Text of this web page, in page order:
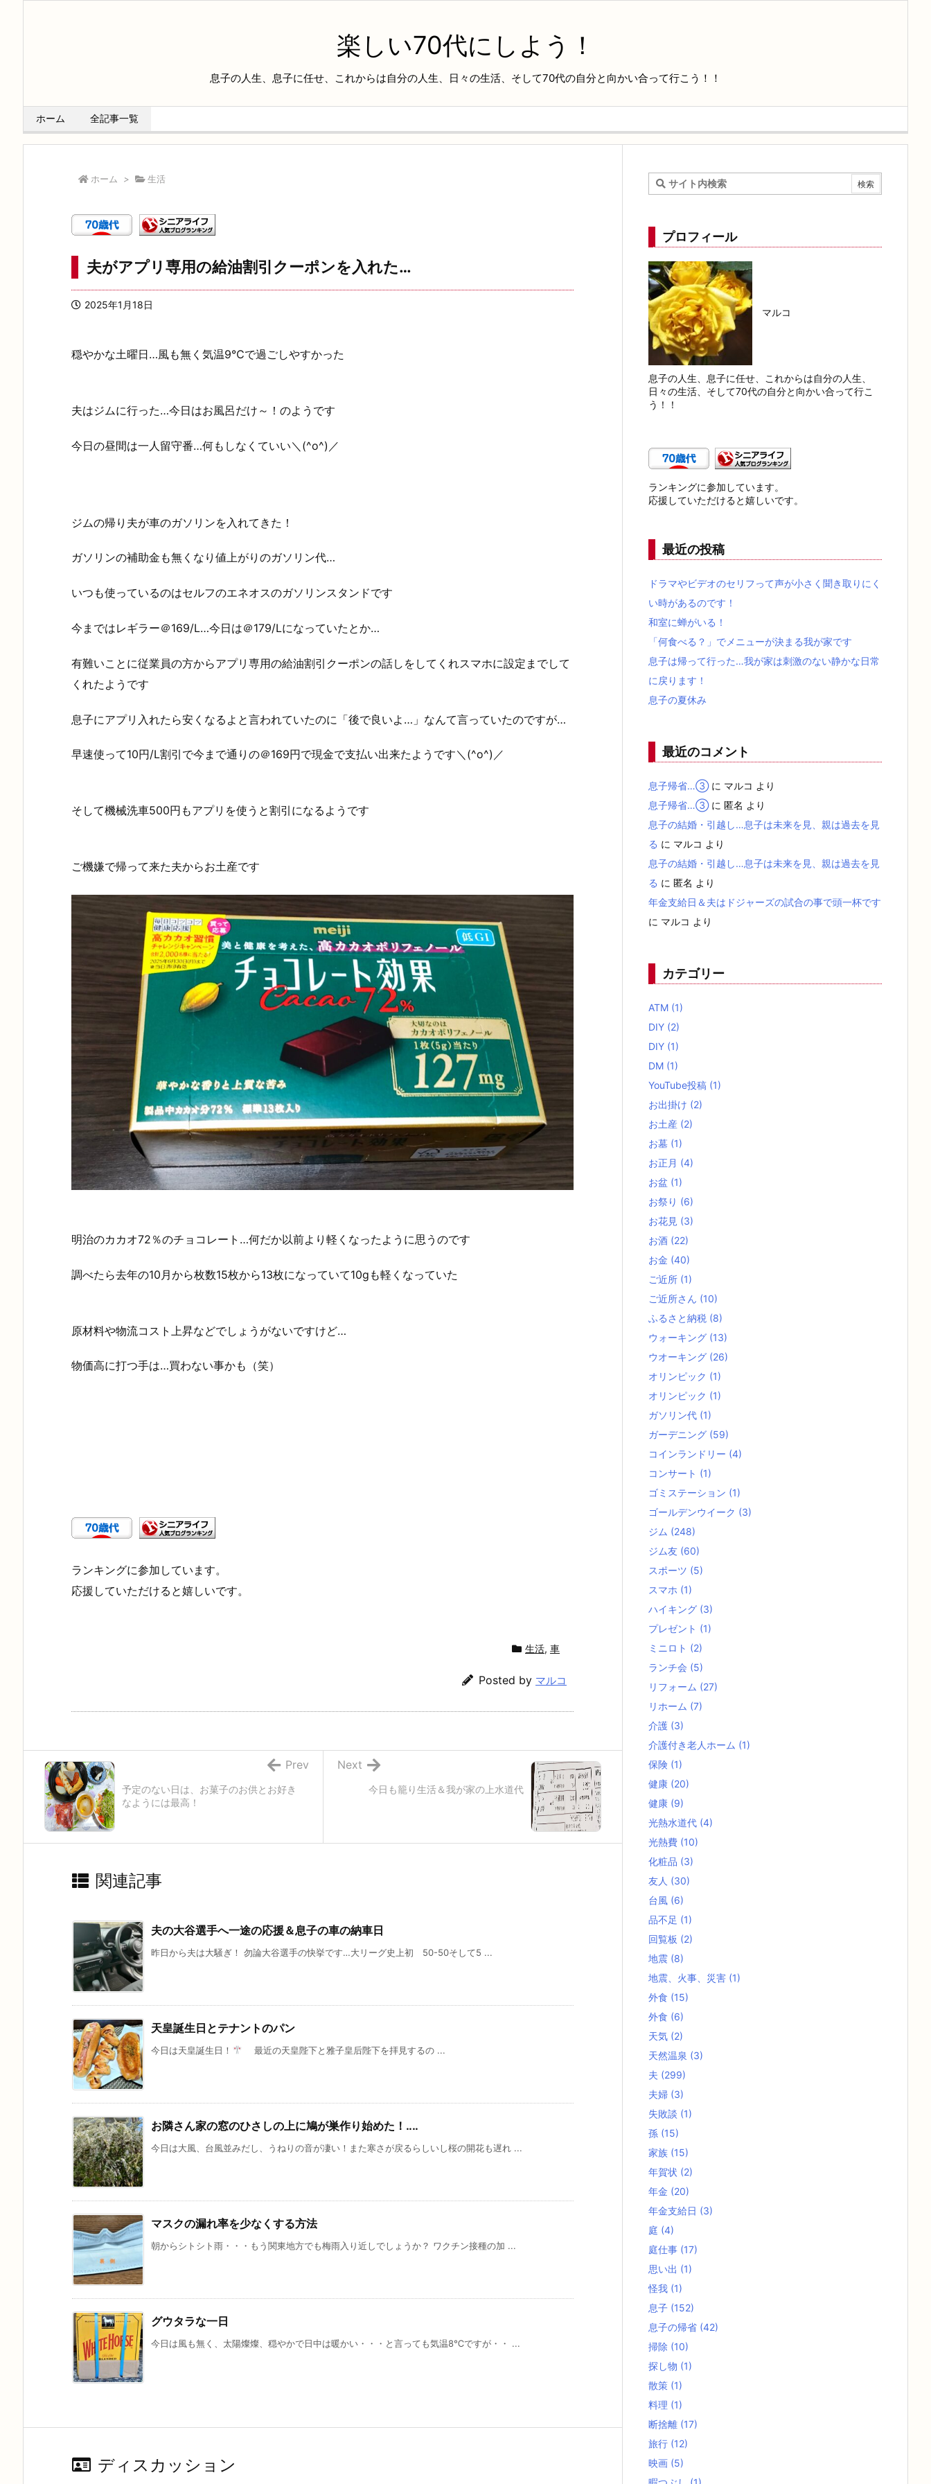
楽しい70代にしよう！
息子の人生、息子に任せ、これからは自分の人生、日々の生活、そして70代の自分と向かい合って行こう！！
ホーム 全記事一覧
ホーム > 生活
夫がアプリ専用の給油割引クーポンを入れた…
2025年1月18日
穏やかな土曜日…風も無く気温9℃で過ごしやすかった
夫はジムに行った…今日はお風呂だけ～！のようです
今日の昼間は一人留守番…何もしなくていい＼(^o^)／
ジムの帰り夫が車のガソリンを入れてきた！
ガソリンの補助金も無くなり値上がりのガソリン代…
いつも使っているのはセルフのエネオスのガソリンスタンドです
今まではレギラー＠169/L…今日は＠179/Lになっていたとか…
有難いことに従業員の方からアプリ専用の給油割引クーポンの話しをしてくれスマホに設定までして
くれたようです
息子にアプリ入れたら安くなるよと言われていたのに「後で良いよ…」なんて言っていたのですが…
早速使って10円/L割引で今まで通りの＠169円で現金で支払い出来たようです＼(^o^)／
そして機械洗車500円もアプリを使うと割引になるようです
ご機嫌で帰って来た夫からお土産です
明治のカカオ72％のチョコレート…何だか以前より軽くなったように思うのです
調べたら去年の10月から枚数15枚から13枚になっていて10gも軽くなっていた
原材料や物流コスト上昇などでしょうがないですけど…
物価高に打つ手は…買わない事かも（笑）
ランキングに参加しています。
応援していただけると嬉しいです。
生活, 車
Posted by マルコ
今日も籠り生活＆我が家の上水道代
Next
予定のない日は、お菓子のお供とお好き
なようには最高！
Prev
関連記事
夫の大谷選手へ一途の応援＆息子の車の納車日
昨日から夫は大騒ぎ！ 勿論大谷選手の快挙です…大リーグ史上初 50-50そして5 ...
天皇誕生日とテナントのパン
今日は天皇誕生日！ 最近の天皇陛下と雅子皇后陛下を拝見するの ...
お隣さん家の窓のひさしの上に鳩が巣作り始めた！‥‥
今日は大風、台風並みだし、うねりの音が凄い！また寒さが戻るらしいし桜の開花も遅れ ...
マスクの漏れ率を少なくする方法
朝からシトシト雨・・・もう関東地方でも梅雨入り近しでしょうか？ ワクチン接種の加 ...
グウタラな一日
今日は風も無く、太陽燦燦、穏やかで日中は暖かい・・・と言っても気温8℃ですが・・ ...
ディスカッション
プロフィール
マルコ
息子の人生、息子に任せ、これからは自分の人生、
日々の生活、そして70代の自分と向かい合って行こ
う！！
ランキングに参加しています。
応援していただけると嬉しいです。
最近の投稿
ドラマやビデオのセリフって声が小さく聞き取りにく
い時があるのです！
和室に蝉がいる！
「何食べる？」でメニューが決まる我が家です
息子は帰って行った…我が家は刺激のない静かな日常
に戻ります！
息子の夏休み
最近のコメント
息子帰省…③に マルコ より
息子帰省…③に 匿名 より
息子の結婚・引越し…息子は未来を見、親は過去を見
る に マルコ より
息子の結婚・引越し…息子は未来を見、親は過去を見
る に 匿名 より
年金支給日＆夫はドジャーズの試合の事で頭一杯です
に マルコ より
カテゴリー
ATM (1)
DIY (2)
DIY (1)
DM (1)
YouTube投稿 (1)
お出掛け (2)
お土産 (2)
お墓 (1)
お正月 (4)
お盆 (1)
お祭り (6)
お花見 (3)
お酒 (22)
お金 (40)
ご近所 (1)
ご近所さん (10)
ふるさと納税 (8)
ウォーキング (13)
ウオーキング (26)
オリンピック (1)
オリンピック (1)
ガソリン代 (1)
ガーデニング (59)
コインランドリー (4)
コンサート (1)
ゴミステーション (1)
ゴールデンウイーク (3)
ジム (248)
ジム友 (60)
スポーツ (5)
スマホ (1)
ハイキング (3)
プレゼント (1)
ミニロト (2)
ランチ会 (5)
リフォーム (27)
リホーム (7)
介護 (3)
介護付き老人ホーム (1)
保険 (1)
健康 (20)
健康 (9)
光熱水道代 (4)
光熱費 (10)
化粧品 (3)
友人 (30)
台風 (6)
品不足 (1)
回覧板 (2)
地震 (8)
地震、火事、災害 (1)
外食 (15)
外食 (6)
天気 (2)
天然温泉 (3)
夫 (299)
夫婦 (3)
失敗談 (1)
孫 (15)
家族 (15)
年賀状 (2)
年金 (20)
年金支給日 (3)
庭 (4)
庭仕事 (17)
思い出 (1)
怪我 (1)
息子 (152)
息子の帰省 (42)
掃除 (10)
探し物 (1)
散策 (1)
料理 (1)
断捨離 (17)
旅行 (12)
映画 (5)